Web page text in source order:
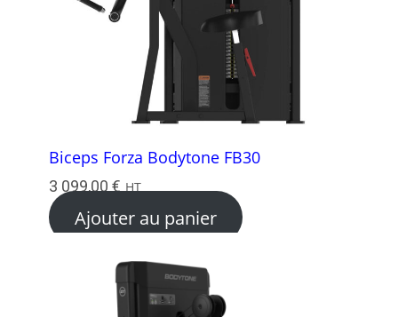
Biceps Forza Bodytone FB30
3 099,00 € HT
Ajouter au panier